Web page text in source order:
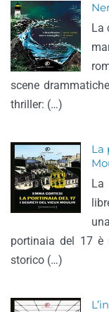
La
scene
thriller: (…)
La
La
portinaia del 17 è
storico (…)